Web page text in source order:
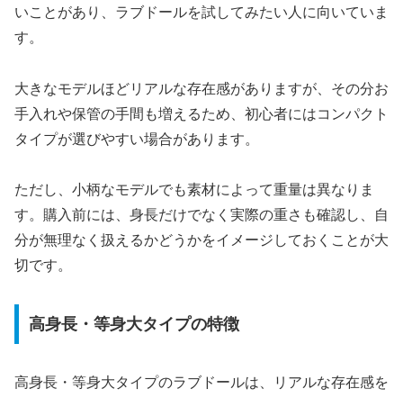
いことがあり、ラブドールを試してみたい人に向いていま
す。
大きなモデルほどリアルな存在感がありますが、その分お
手入れや保管の手間も増えるため、初心者にはコンパクト
タイプが選びやすい場合があります。
ただし、小柄なモデルでも素材によって重量は異なりま
す。購入前には、身長だけでなく実際の重さも確認し、自
分が無理なく扱えるかどうかをイメージしておくことが大
切です。
高身長・等身大タイプの特徴
高身長・等身大タイプのラブドールは、リアルな存在感を